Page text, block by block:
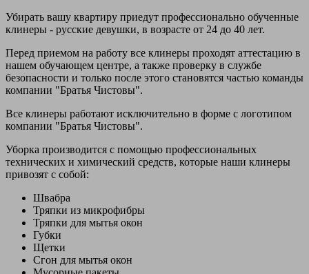
Убирать вашу квартиру приедут профессионально обученные
клинеры - русские девушки, в возрасте от 24 до 40 лет.
Перед приемом на работу все клинеры проходят аттестацию в
нашем обучающем центре, а также проверку в службе
безопасности и только после этого становятся частью команды
компании "Братья Чистовы".
Все клинеры работают исключительно в форме с логотипом
компании "Братья Чистовы".
Уборка производится с помощью профессиональных
технических и химический средств, которые наши клинеры
привозят с собой:
Швабра
Тряпки из микрофибры
Тряпки для мытья окон
Губки
Щетки
Сгон для мытья окон